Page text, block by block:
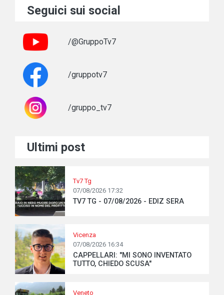
Seguici sui social
/@GruppoTv7
/gruppotv7
/gruppo_tv7
Ultimi post
Tv7 Tg
07/08/2026 17:32
TV7 TG - 07/08/2026 - EDIZ SERA
Vicenza
07/08/2026 16:34
CAPPELLARI: "MI SONO INVENTATO
TUTTO, CHIEDO SCUSA"
Veneto